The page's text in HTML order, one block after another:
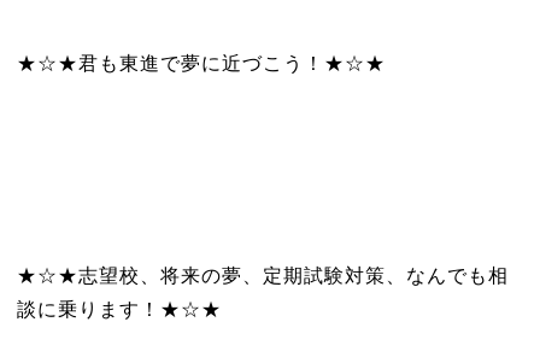
★☆★君も東進で夢に近づこう！★☆★
★☆★志望校、将来の夢、定期試験対策、なんでも相
談に乗ります！★☆★